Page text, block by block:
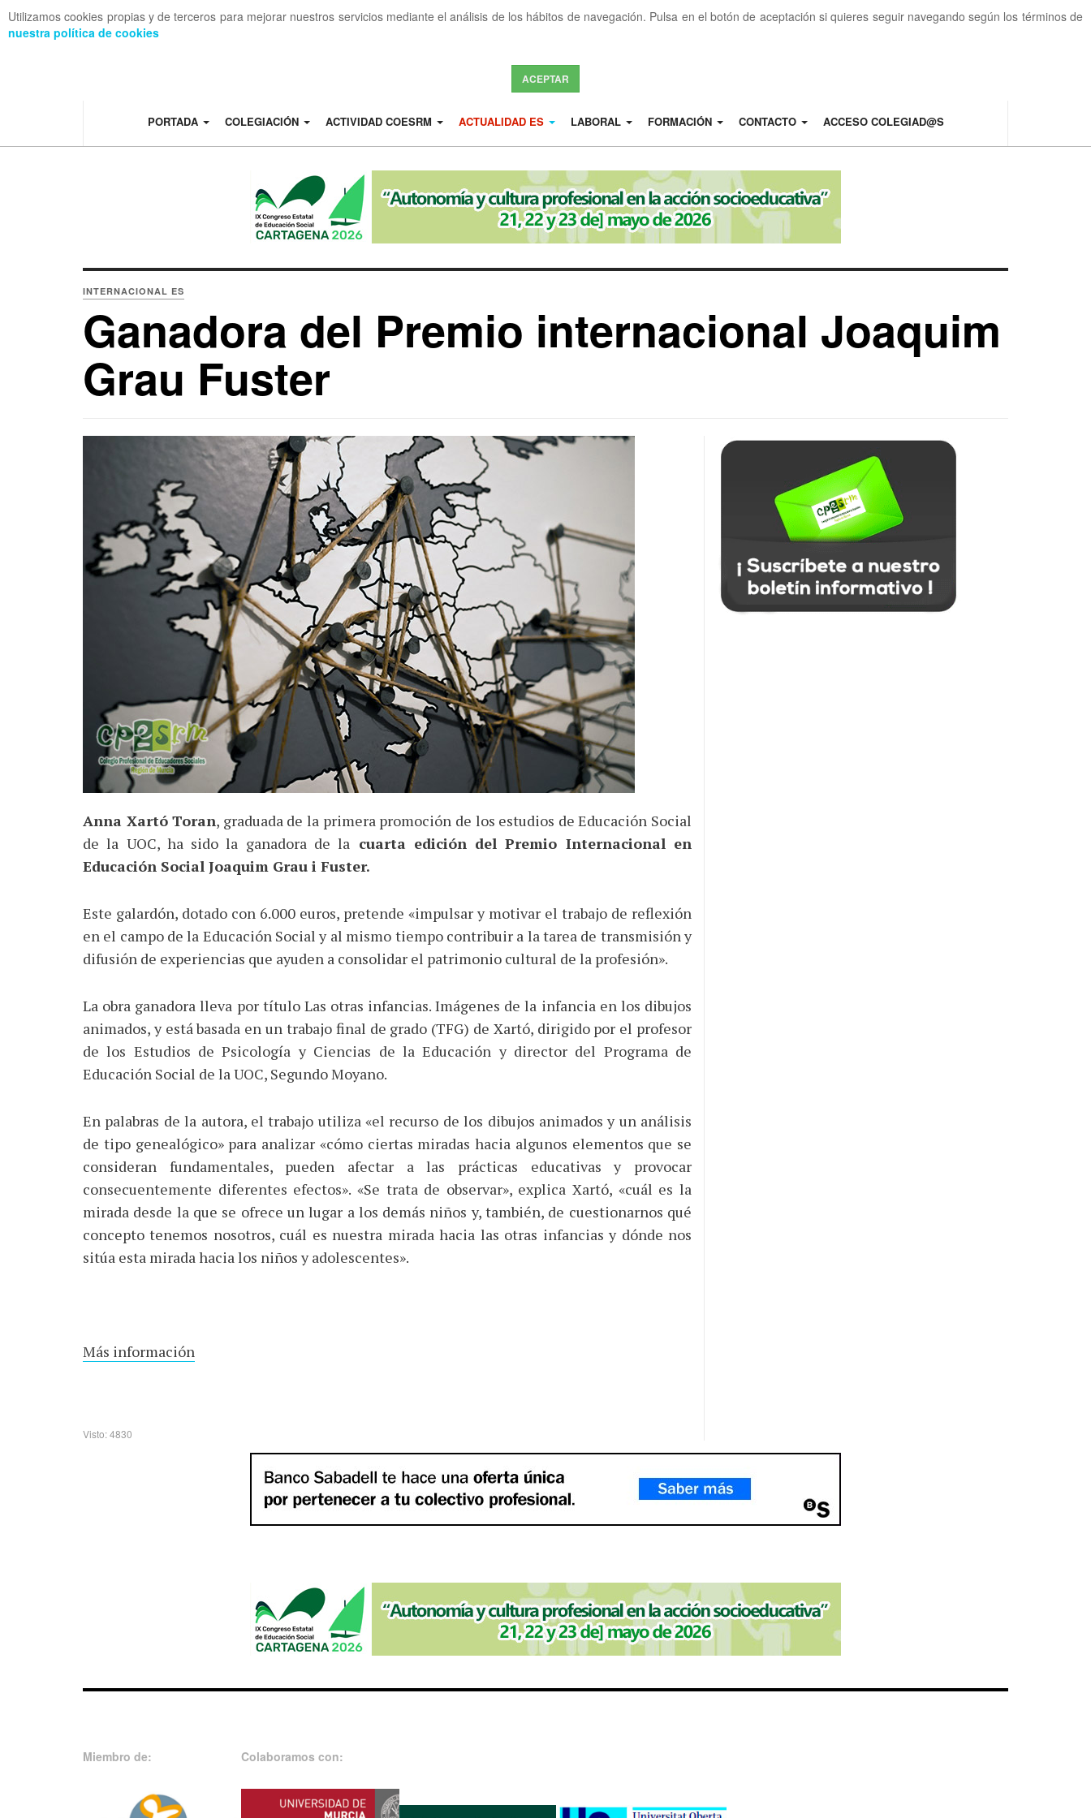
Utilizamos cookies propias y de terceros para mejorar nuestros servicios mediante el análisis de los hábitos de navegación. Pulsa en el botón de aceptación si quieres seguir navegando según los términos de
nuestra política de cookies
ACEPTAR
PORTADA COLEGIACIÓN ACTIVIDAD COESRM ACTUALIDAD ES LABORAL FORMACIÓN CONTACTO ACCESO COLEGIAD@S
INTERNACIONAL ES
Ganadora del Premio internacional Joaquim
Grau Fuster
Anna Xartó Toran, graduada de la primera promoción de los estudios de Educación Social
de la UOC, ha sido la ganadora de la cuarta edición del Premio Internacional en
Educación Social Joaquim Grau i Fuster.
Este galardón, dotado con 6.000 euros, pretende «impulsar y motivar el trabajo de reflexión
en el campo de la Educación Social y al mismo tiempo contribuir a la tarea de transmisión y
difusión de experiencias que ayuden a consolidar el patrimonio cultural de la profesión».
La obra ganadora lleva por título Las otras infancias. Imágenes de la infancia en los dibujos
animados, y está basada en un trabajo final de grado (TFG) de Xartó, dirigido por el profesor
de los Estudios de Psicología y Ciencias de la Educación y director del Programa de
Educación Social de la UOC, Segundo Moyano.
En palabras de la autora, el trabajo utiliza «el recurso de los dibujos animados y un análisis
de tipo genealógico» para analizar «cómo ciertas miradas hacia algunos elementos que se
consideran fundamentales, pueden afectar a las prácticas educativas y provocar
consecuentemente diferentes efectos». «Se trata de observar», explica Xartó, «cuál es la
mirada desde la que se ofrece un lugar a los demás niños y, también, de cuestionarnos qué
concepto tenemos nosotros, cuál es nuestra mirada hacia las otras infancias y dónde nos
sitúa esta mirada hacia los niños y adolescentes».
Más información
Visto: 4830
Miembro de: Colaboramos con: